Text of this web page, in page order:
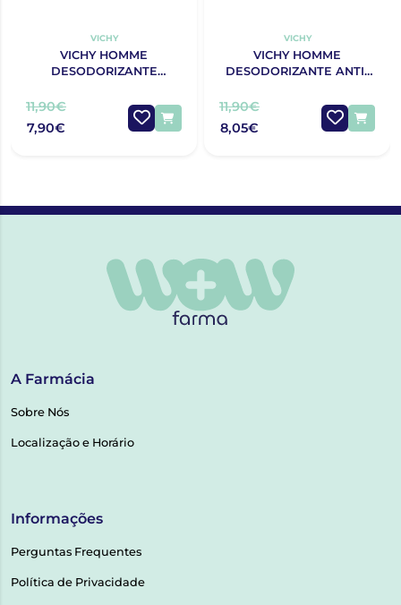
VICHY
VICHY HOMME
DESODORIZANTE
CONTROLO EXTREMO
11,90€
7,90€
VICHY
VICHY HOMME
DESODORIZANTE ANTI-
11,90€
8,05€
A Farmácia
Sobre Nós
Localização e Horário
Informações
Perguntas Frequentes
Política de Privacidade